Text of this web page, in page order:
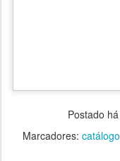
Postado há
Marcadores: catálogo